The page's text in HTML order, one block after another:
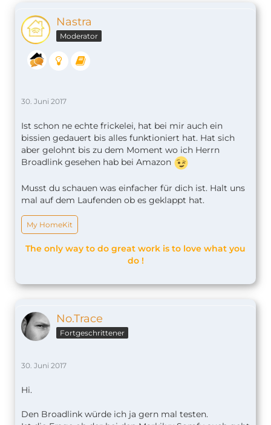
Nastra
Moderator
30. Juni 2017
Ist schon ne echte frickelei, hat bei mir auch ein
bissien gedauert bis alles funktioniert hat. Hat sich
aber gelohnt bis zu dem Moment wo ich Herrn
Broadlink gesehen hab bei Amazon
Musst du schauen was einfacher für dich ist. Halt uns
mal auf dem Laufenden ob es geklappt hat.
My HomeKit
The only way to do great work is to love what you
do !
No.Trace
Fortgeschrittener
30. Juni 2017
Hi.
Den Broadlink würde ich ja gern mal testen.